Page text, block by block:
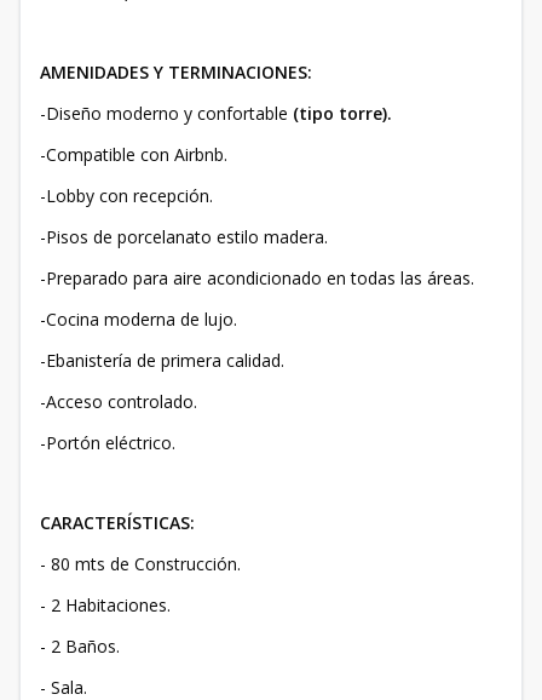
AMENIDADES Y TERMINACIONES:
-Diseño moderno y confortable (tipo torre).
-Compatible con Airbnb.
-Lobby con recepción.
-Pisos de porcelanato estilo madera.
-Preparado para aire acondicionado en todas las áreas.
-Cocina moderna de lujo.
-Ebanistería de primera calidad.
-Acceso controlado.
-Portón eléctrico.
CARACTERÍSTICAS:
- 80 mts de Construcción.
- 2 Habitaciones.
- 2 Baños.
- Sala.